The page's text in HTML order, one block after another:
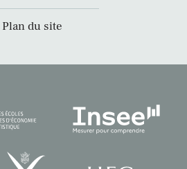
Plan du site